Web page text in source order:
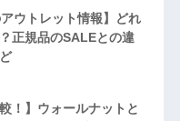
ウトレット情報】どれ
正規品のSALEとの違
！】ウォールナットと